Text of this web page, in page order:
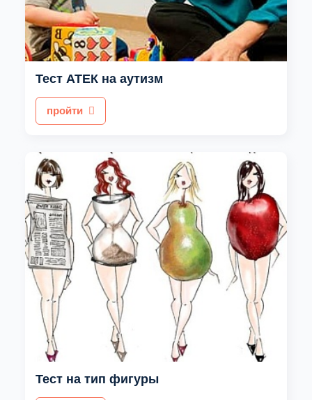
Тест АТЕК на аутизм
пройти
Тест на тип фигуры